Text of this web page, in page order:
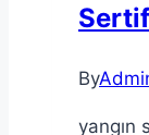
By
yangın